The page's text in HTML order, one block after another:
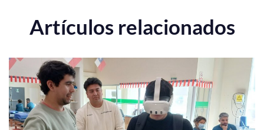
Artículos relacionados